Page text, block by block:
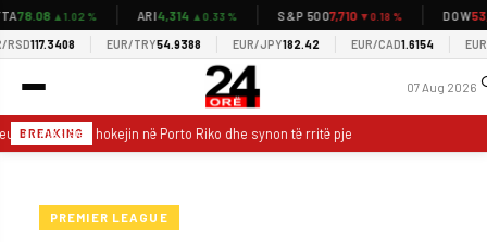
78.08▲1.02 % ARI4,314▲0.33 % S&P 5007,710▼0.18 % DOW
117.3408 EUR/TRY54.9388 EUR/JPY182.42 EUR/CAD1.6154 EUR/
07 Aug 2026
BREAKING
i rrugës sjell hokejin në Porto Riko dhe synon të rritë pjesëmarrjen në ishull
PREMIER LEAGUE